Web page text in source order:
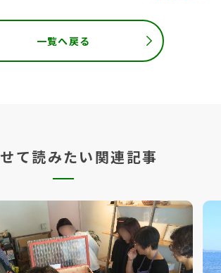
一覧へ戻る
て読みたい関連記事